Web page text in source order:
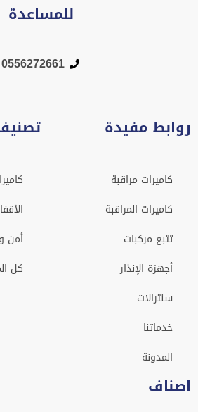
للمساعدة
0556272661
روابط مفيدة
كاميرات مراقبة
كاميرات المراقبة
تتبع مركبات
أجهزة الإنذار
سنترالات
خدماتنا
المدونة
أمن
كل
اصناف